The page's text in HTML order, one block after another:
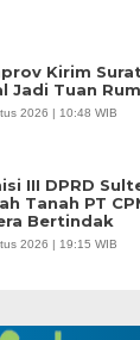
Kirim
Jadi Tuan
2026 | 10:48 WIB
III DPRD
Tanah PT
Bertindak
2026 | 19:15 WIB